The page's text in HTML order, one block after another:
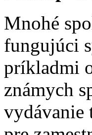
Mnohé
fungujúci
príkladmi
známych
vydávanie